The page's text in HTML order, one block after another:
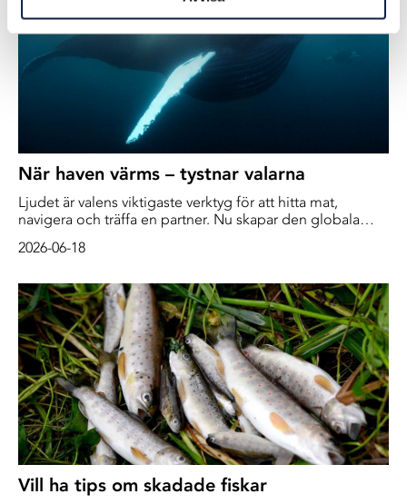
När haven värms – tystnar valarna
Ljudet är valens viktigaste verktyg för att hitta mat,
navigera och träffa en partner. Nu skapar den globala
landskapet förändras tvingas valarna fly, ändra sina
2026-06-18
Vill ha tips om skadade fiskar